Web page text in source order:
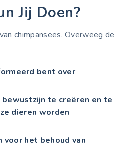
Jij Doen?
chimpansees. Overweeg de
bent over
bewustzijn te creëren en te
dieren worden
het behoud van